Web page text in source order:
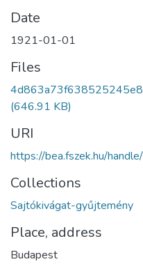
Date
1921-01-01
Files
(646.91 KB)
URI
https://bea.fszek.hu/
Collections
Sajtókivágat-gyűjtemény
Place, address
Budapest